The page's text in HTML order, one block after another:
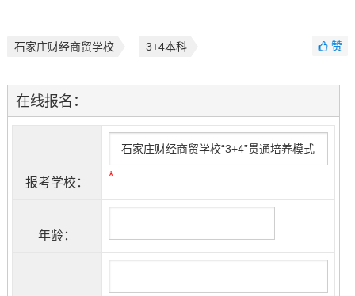
石家庄财经商贸学校 3+4本科 赞
在线报名：
报考学校： *
年龄：